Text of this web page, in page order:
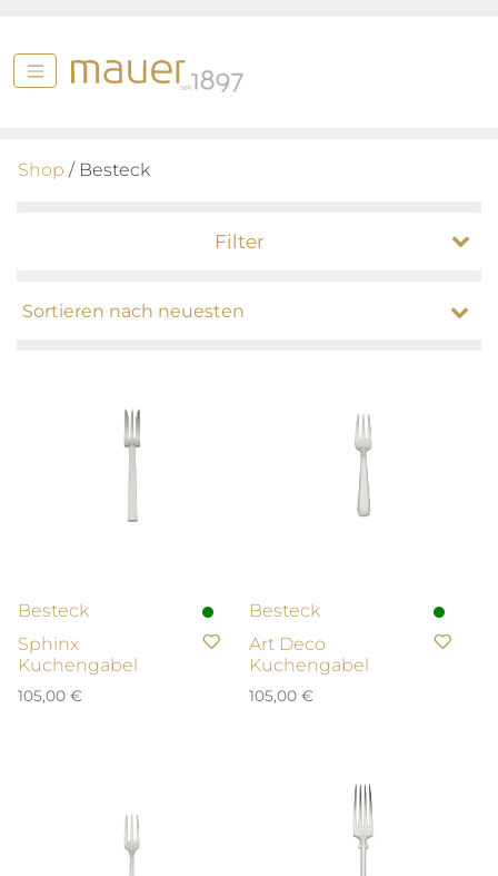
Shop / Besteck
Filter
Besteck
Sphinx
Kuchengabel
105,00 €
Besteck
Art Deco
Kuchengabel
105,00 €